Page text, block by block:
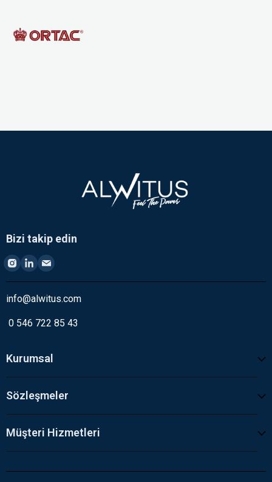
Bizi takip edin
info@alwitus.com
0 546 722 85 43
Kurumsal
Sözleşmeler
Müşteri Hizmetleri